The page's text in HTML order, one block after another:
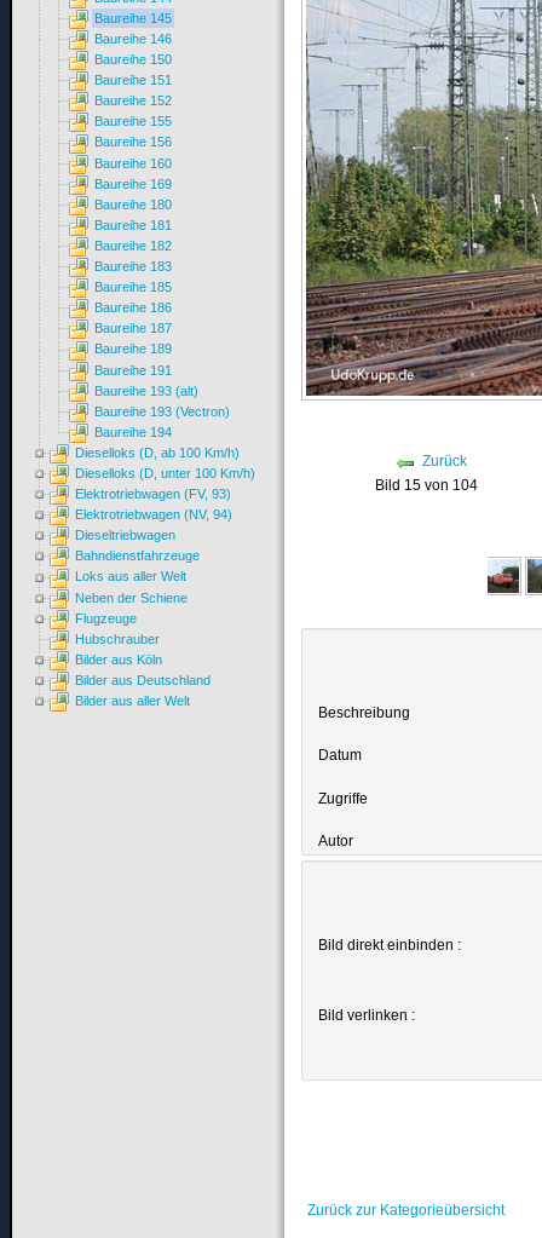
Zurück
Bild 15 von 104
Beschreibung
Datum
Zugriffe
Autor
Bild direkt einbinden :
Bild verlinken :
Zurück zur Kategorieübersicht
Baureihe 145
Baureihe 146
Baureihe 150
Baureihe 151
Baureihe 152
Baureihe 155
Baureihe 156
Baureihe 160
Baureihe 169
Baureihe 180
Baureihe 181
Baureihe 182
Baureihe 183
Baureihe 185
Baureihe 186
Baureihe 187
Baureihe 189
Baureihe 191
Baureihe 193 (alt)
Baureihe 193 (Vectron)
Baureihe 194
Dieselloks (D, ab 100 Km/h)
Dieselloks (D, unter 100 Km/h)
Elektrotriebwagen (FV, 93)
Elektrotriebwagen (NV, 94)
Dieseltriebwagen
Bahndienstfahrzeuge
Loks aus aller Welt
Neben der Schiene
Flugzeuge
Hubschrauber
Bilder aus Köln
Bilder aus Deutschland
Bilder aus aller Welt